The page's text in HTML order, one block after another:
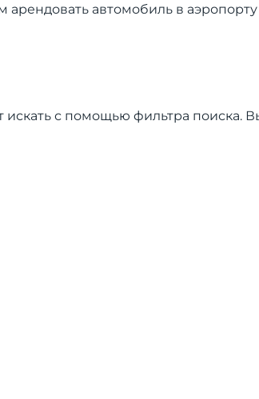
автомобиль в
искать с помощью фильтра поиска.